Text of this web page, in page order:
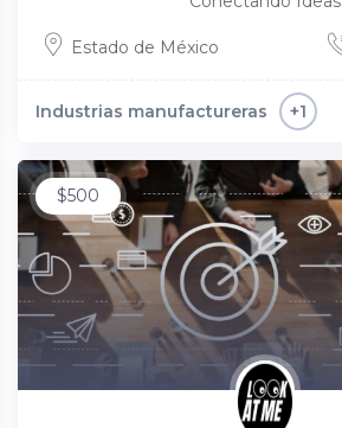
Estado de México
Industrias manufactureras +1
$500